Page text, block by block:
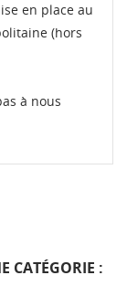
en place au
(hors
à nous
CATÉGORIE :